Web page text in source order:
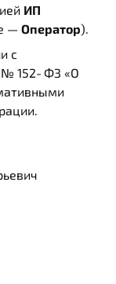
ИП
— Оператор).
с
№ 152‑ФЗ «О